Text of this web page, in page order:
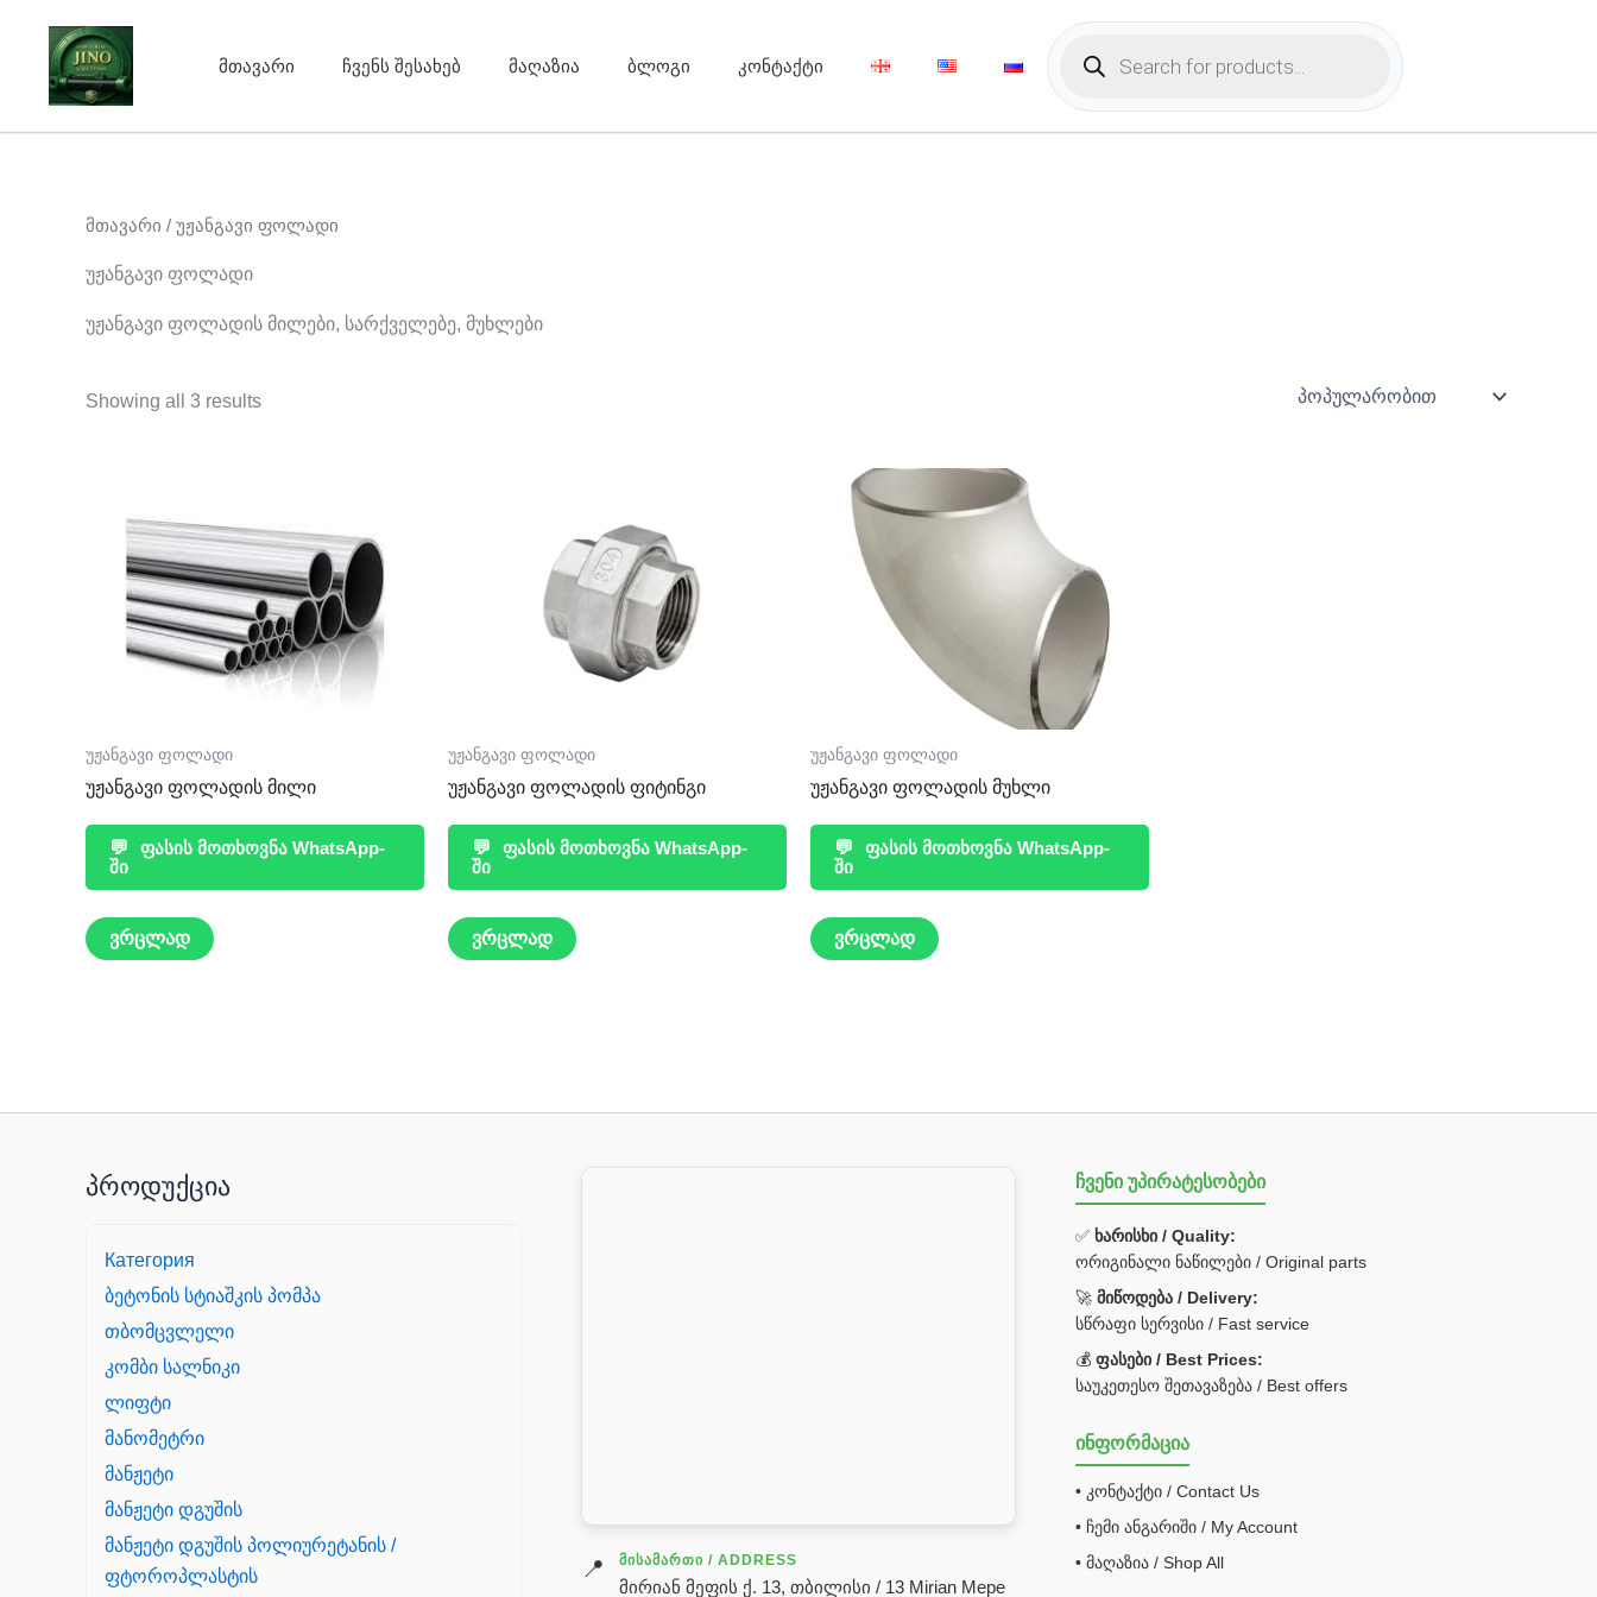
content
მთავარი ჩვენს შესახებ მაღაზია ბლოგი კონტაქტი
Products
search
მთავარი / უჟანგავი ფოლადი
უჟანგავი ფოლადი
უჟანგავი ფოლადის მილები, სარქველებე, მუხლები
Showing all 3 results
rating
უჟანგავი ფოლადი
უჟანგავი ფოლადის მილი
💬
ფასის მოთხოვნა WhatsApp-
ში
ვრცლად
უჟანგავი ფოლადი
უჟანგავი ფოლადის ფიტინგი
💬
ფასის მოთხოვნა WhatsApp-
ში
ვრცლად
უჟანგავი ფოლადი
უჟანგავი ფოლადის მუხლი
💬
ფასის მოთხოვნა WhatsApp-
ში
ვრცლად
პროდუქცია
Категория
ბეტონის სტიაშკის პომპა
თბომცვლელი
კომბი სალნიკი
ლიფტი
მანომეტრი
მანჟეტი
მანჟეტი დგუშის
მანჟეტი დგუშის პოლიურეტანის /
ფტოროპლასტის
📍 ᲛᲘᲡᲐᲛᲐᲠᲗᲘ / ADDRESS
მირიან მეფის ქ. 13, თბილისი / 13 Mirian Mepe
ჩვენი უპირატესობები
✅ ხარისხი / Quality:
ორიგინალი ნაწილები / Original parts
🚀მიწოდება / Delivery:
სწრაფი სერვისი / Fast service
💰ფასები / Best Prices:
საუკეთესო შეთავაზება / Best offers
ინფორმაცია
• კონტაქტი / Contact Us
• ჩემი ანგარიში / My Account
• მაღაზია / Shop All